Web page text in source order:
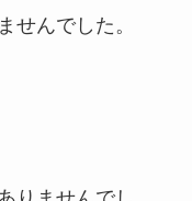
せんでした。